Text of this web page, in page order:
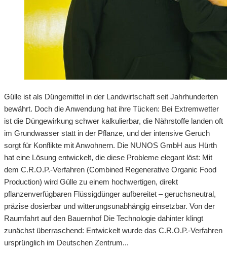
Gülle ist als Düngemittel in der Landwirtschaft seit Jahrhunderten
bewährt. Doch die Anwendung hat ihre Tücken: Bei Extremwetter
ist die Düngewirkung schwer kalkulierbar, die Nährstoffe landen oft
im Grundwasser statt in der Pflanze, und der intensive Geruch
sorgt für Konflikte mit Anwohnern. Die NUNOS GmbH aus Hürth
hat eine Lösung entwickelt, die diese Probleme elegant löst: Mit
dem C.R.O.P.-Verfahren (Combined Regenerative Organic Food
Production) wird Gülle zu einem hochwertigen, direkt
pflanzenverfügbaren Flüssigdünger aufbereitet – geruchsneutral,
präzise dosierbar und witterungsunabhängig einsetzbar. Von der
Raumfahrt auf den Bauernhof Die Technologie dahinter klingt
zunächst überraschend: Entwickelt wurde das C.R.O.P.-Verfahren
ursprünglich im Deutschen Zentrum...